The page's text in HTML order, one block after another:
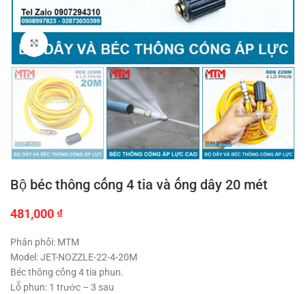
Click to enlarge
Bộ béc thông cống 4 tia và ống dây 20 mét
481,000 ₫
Phân phối: MTM
Model: JET-NOZZLE-22-4-20M
Béc thông cống 4 tia phun.
Lỗ phun: 1 trước – 3 sau